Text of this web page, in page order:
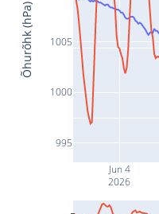
Jun 4
2026
995
1000
1005
Õhurõhk (hPa)